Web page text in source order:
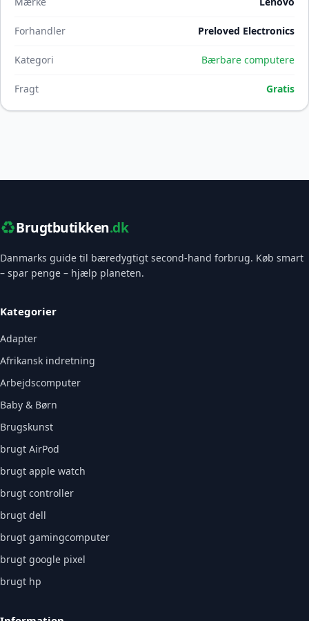
Forhandler Preloved Electronics
Kategori Bærbare computere
Fragt Gratis
♻️Brugtbutikken.dk
Danmarks guide til bæredygtigt second-hand forbrug. Køb smart
– spar penge – hjælp planeten.
Kategorier
Adapter
Afrikansk indretning
Arbejdscomputer
Baby & Børn
Brugskunst
brugt AirPod
brugt apple watch
brugt controller
brugt dell
brugt gamingcomputer
brugt google pixel
brugt hp